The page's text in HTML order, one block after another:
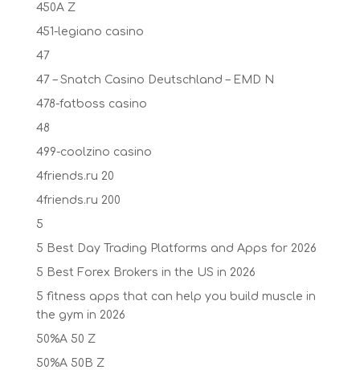
450A Z
451-legiano casino
47
47 – Snatch Casino Deutschland – EMD N
478-fatboss casino
48
499-coolzino casino
4friends.ru 20
4friends.ru 200
5
5 Best Day Trading Platforms and Apps for 2026
5 Best Forex Brokers in the US in 2026
5 fitness apps that can help you build muscle in
the gym in 2026
50%A 50 Z
50%A 50B Z